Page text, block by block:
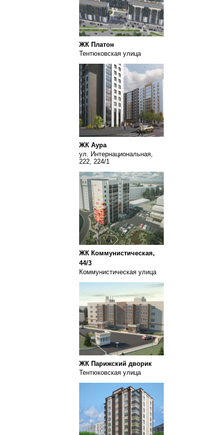
ЖК Платон
Тентюковская улица
ЖК Аура
ул. Интернациональная,
222, 224/1
ЖК Коммунистическая,
44/3
Коммунистическая улица
ЖК Парижский дворик
Тентюковская улица